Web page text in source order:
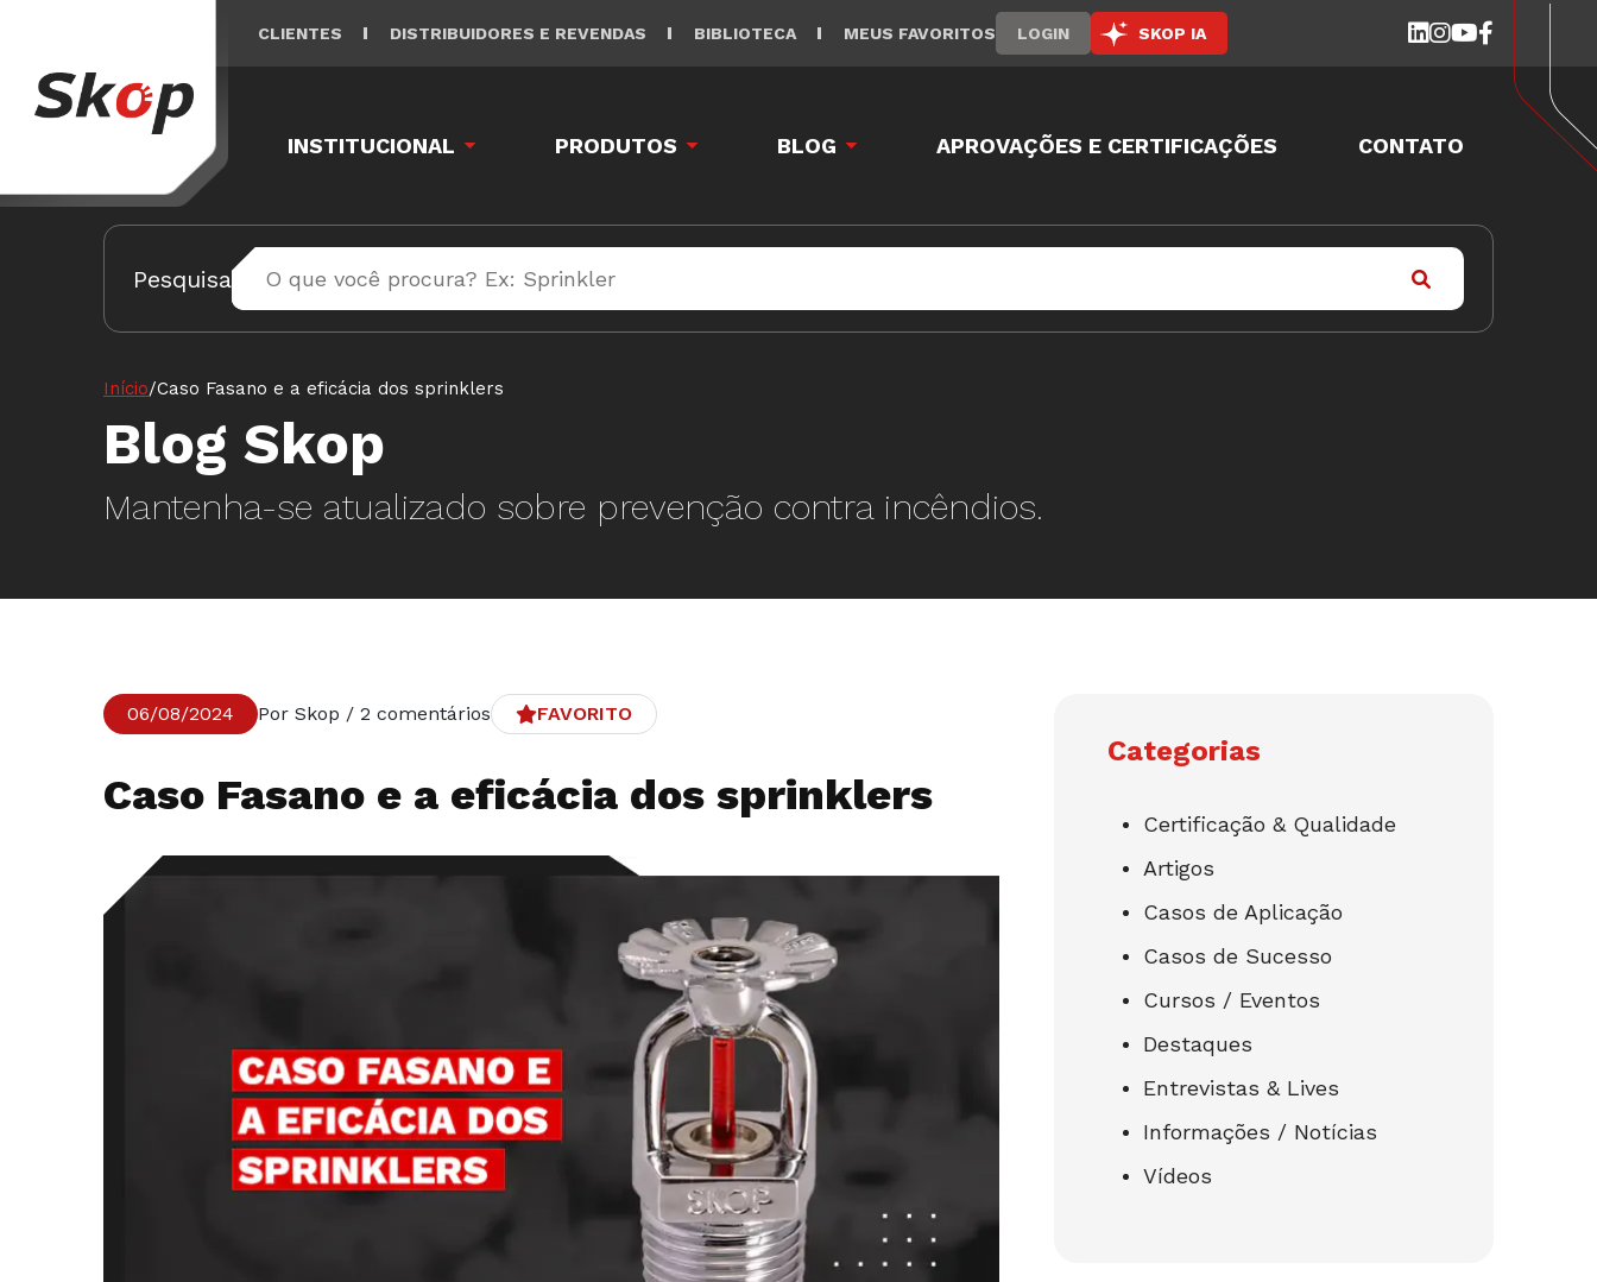
CLIENTES DISTRIBUIDORES E REVENDAS BIBLIOTECA MEUS FAVORITOS LOGIN SKOP IA
INSTITUCIONAL PRODUTOS BLOG APROVAÇÕES E CERTIFICAÇÕES CONTATO
Pesquisa
Início/Caso Fasano e a eficácia dos sprinklers
Blog Skop
Mantenha-se atualizado sobre prevenção contra incêndios.
06/08/2024 Por Skop / 2 comentários FAVORITO
Caso Fasano e a eficácia dos sprinklers
Categorias
Certificação & Qualidade
Artigos
Casos de Aplicação
Casos de Sucesso
Cursos / Eventos
Destaques
Entrevistas & Lives
Informações / Notícias
Vídeos